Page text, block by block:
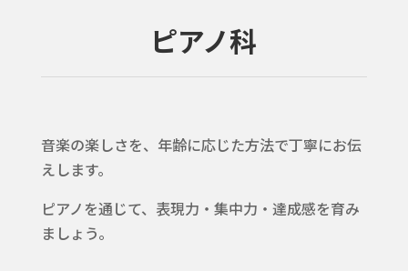
ピアノ科
音楽の楽しさを、年齢に応じた方法で丁寧にお伝
えします。
ピアノを通じて、表現力・集中力・達成感を育み
ましょう。